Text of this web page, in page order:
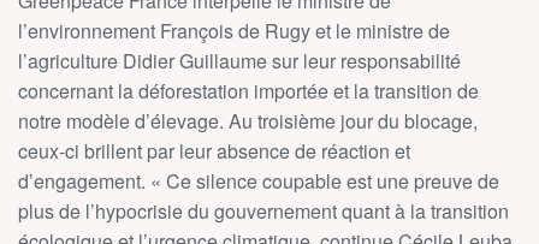
l’environnement François de Rugy et le ministre de
l’agriculture Didier Guillaume sur leur responsabilité
concernant la déforestation importée et la transition de
notre modèle d’élevage. Au troisième jour du blocage,
ceux-ci brillent par leur absence de réaction et
d’engagement. « Ce silence coupable est une preuve de
plus de l’hypocrisie du gouvernement quant à la transition